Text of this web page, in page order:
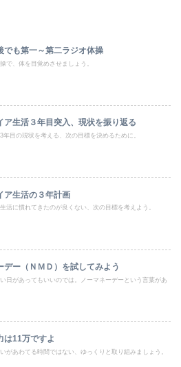
でも第一～第二ラジオ体操
で、体を目覚めさせましょう。
ア生活３年目突入、現状を振り返る
年目の現状を考える、次の目標を決めるために。
ア生活の３年計画
活に慣れてきたのが良くない、次の目標を考えよう。
デー（ＮＭＤ）を試してみよう
日があってもいいのでは。ノーマネーデーという言葉があ
は11万ですよ
があわてる時間ではない、ゆっくりと取り組みましょう。